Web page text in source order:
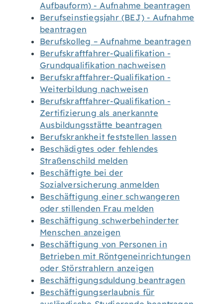
Aufbauform) - Aufnahme beantragen
Berufseinstiegsjahr (BEJ) - Aufnahme
beantragen
Berufskolleg – Aufnahme beantragen
Berufskraftfahrer-Qualifikation -
Grundqualifikation nachweisen
Berufskraftfahrer-Qualifikation -
Weiterbildung nachweisen
Berufskraftfahrer-Qualifikation -
Zertifizierung als anerkannte
Ausbildungsstätte beantragen
Berufskrankheit feststellen lassen
Beschädigtes oder fehlendes
Straßenschild melden
Beschäftigte bei der
Sozialversicherung anmelden
Beschäftigung einer schwangeren
oder stillenden Frau melden
Beschäftigung schwerbehinderter
Menschen anzeigen
Beschäftigung von Personen in
Betrieben mit Röntgeneinrichtungen
oder Störstrahlern anzeigen
Beschäftigungsduldung beantragen
Beschäftigungserlaubnis für